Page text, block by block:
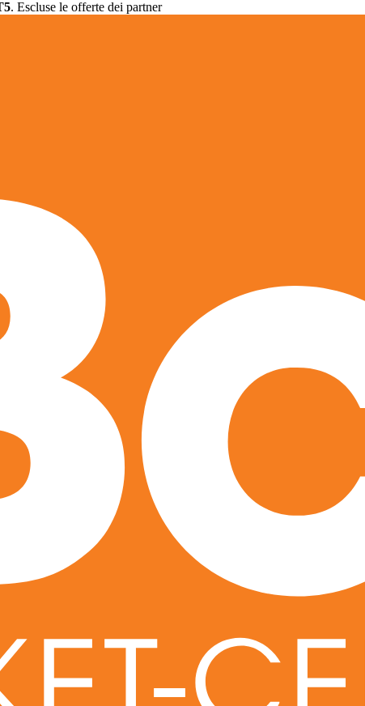
. Escluse le offerte dei partner